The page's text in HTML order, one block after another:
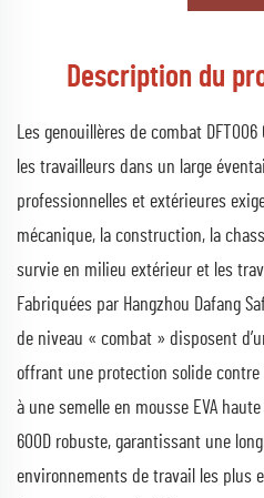
Description du
Les genouillères de combat
les travailleurs dans un large
professionnelles et extérieures
mécanique, la construction, la
survie en milieu extérieur et les
Fabriquées par Hangzhou Dafang
de niveau « combat » disposent
offrant une protection solide contre
à une semelle en mousse EVA
600D robuste, garantissant une
environnements de travail les plus